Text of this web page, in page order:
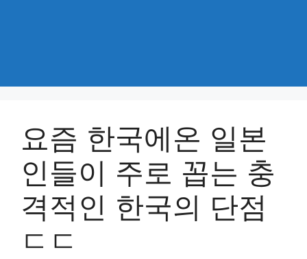
요즘 한국에온 일본
인들이 주로 꼽는 충
격적인 한국의 단점
ㄷㄷ